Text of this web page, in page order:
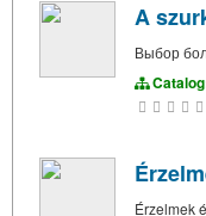
A
Выбор
Érzelmek